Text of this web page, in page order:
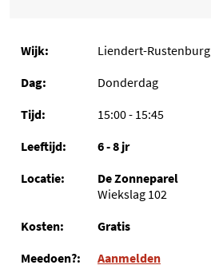
Liendert-Rustenburg
Donderdag
15:00 - 15:45
6 - 8 jr
De Zonneparel
Wiekslag 102
Gratis
Aanmelden